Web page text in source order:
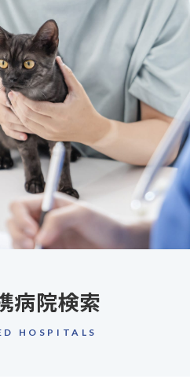
病院検索
HOSPITALS